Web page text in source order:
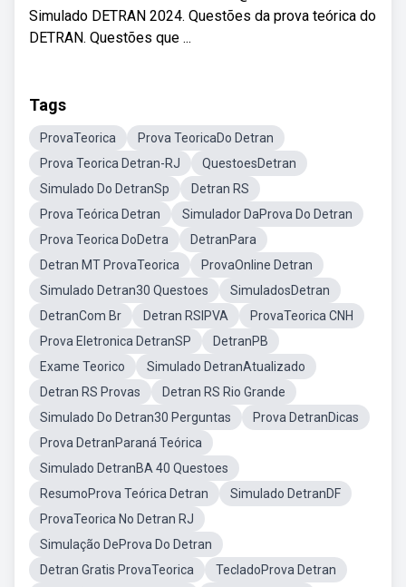
Simulado DETRAN 2024. Questões da prova teórica do
DETRAN. Questões que ...
Tags
ProvaTeorica
Prova TeoricaDo Detran
Prova Teorica Detran-RJ
QuestoesDetran
Simulado Do DetranSp
Detran RS
Prova Teórica Detran
Simulador DaProva Do Detran
Prova Teorica DoDetra
DetranPara
Detran MT ProvaTeorica
ProvaOnline Detran
Simulado Detran30 Questoes
SimuladosDetran
DetranCom Br
Detran RSIPVA
ProvaTeorica CNH
Prova Eletronica DetranSP
DetranPB
Exame Teorico
Simulado DetranAtualizado
Detran RS Provas
Detran RS Rio Grande
Simulado Do Detran30 Perguntas
Prova DetranDicas
Prova DetranParaná Teórica
Simulado DetranBA 40 Questoes
ResumoProva Teórica Detran
Simulado DetranDF
ProvaTeorica No Detran RJ
Simulação DeProva Do Detran
Detran Gratis ProvaTeorica
TecladoProva Detran